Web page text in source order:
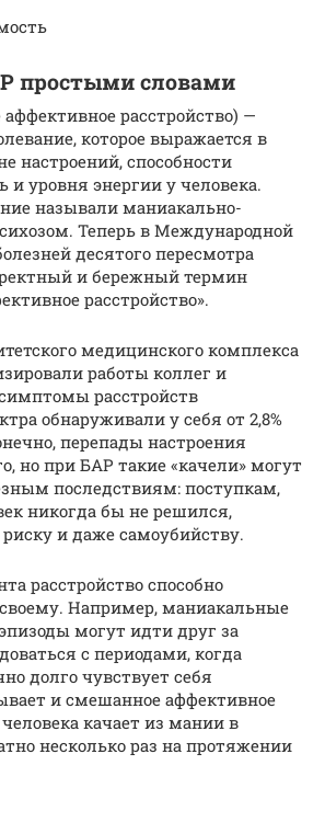
простыми словами
расстройство) —
которое выражается в
настроений, способности
и уровня энергии у человека.
называли маниакально-
Теперь в Международной
десятого пересмотра
и бережный термин
расстройство».
медицинского комплекса
работы коллег и
расстройств
обнаруживали у себя от 2,8%
перепады настроения
но при БАР такие «качели» могут
последствиям: поступкам,
никогда бы не решился,
и даже самоубийству.
расстройство способно
Например, маниакальные
могут идти друг за
с периодами, когда
долго чувствует себя
и смешанное аффективное
качает из мании в
несколько раз на протяжении